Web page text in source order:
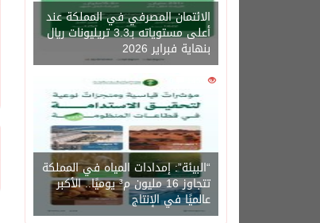
الائتمان المصرفي في المملكة عند
أعلى مستوياته بـ3.3 تريليونات ريال
بنهاية فبراير 2026
1450
“البيئة”: إمدادات المياه في المملكة
تتجاوز 16 مليون م³ يوميًا.. الأكبر
عالميًا في الإنتاج